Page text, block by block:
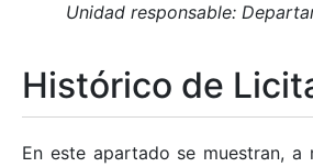
Mostrar/Ocultar
Unidad responsable:
Histórico de
En este apartado se muestran, a